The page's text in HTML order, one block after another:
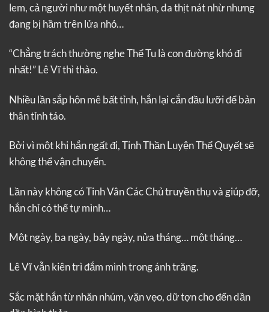
lem, cả người như một huyết nhân, da thịt nát nhừ nhưng
đang bị hầm trên lửa nhỏ…
“Chẳng trách thường nghe Thể Tu là con đường khó đi
nhất!” Lê Vĩ thì thào.
Nhiều lần sắp hôn mê bất tỉnh, hắn lại cắn đầu lưỡi để bản
thân tỉnh táo.
Bởi vì một khi hắn ngất đi, Tinh Thần Luyện Thể Quyết sẽ
không thể vận chuyển.
Lần này không có Tinh Vân Các Chủ truyền thụ và giúp đỡ,
hắn chỉ có thể tự mình…
Một ngày, ba ngày, bảy ngày, nửa tháng… một tháng…
Lê Vĩ vẫn kiên trì đắm mình trong ánh trăng.
Sắc mặt hắn từ nhăn nhúm, vặn vẹo, dữ tợn cho đến dần